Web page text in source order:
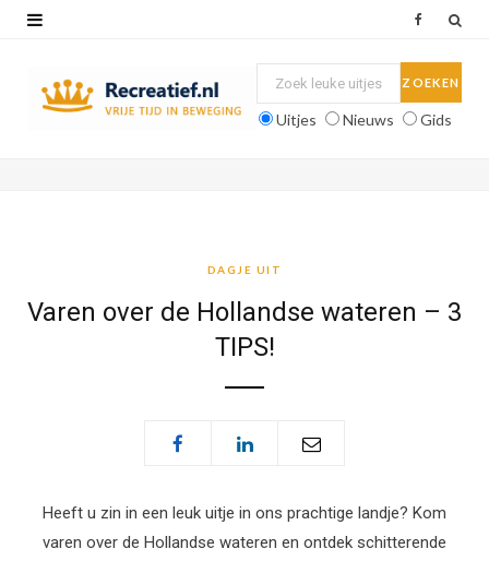
Uitjes Nieuws Gids
DAGJE UIT
Varen over de Hollandse wateren – 3
TIPS!
Heeft u zin in een leuk uitje in ons prachtige landje? Kom
varen over de Hollandse wateren en ontdek schitterende